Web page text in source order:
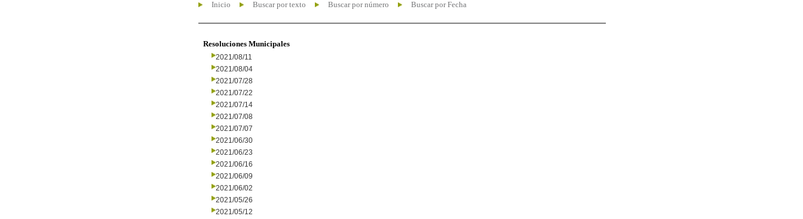
Inicio Buscar por texto Buscar por número Buscar por Fecha
Resoluciones Municipales
2021/08/11
2021/08/04
2021/07/28
2021/07/22
2021/07/14
2021/07/08
2021/07/07
2021/06/30
2021/06/23
2021/06/16
2021/06/09
2021/06/02
2021/05/26
2021/05/12